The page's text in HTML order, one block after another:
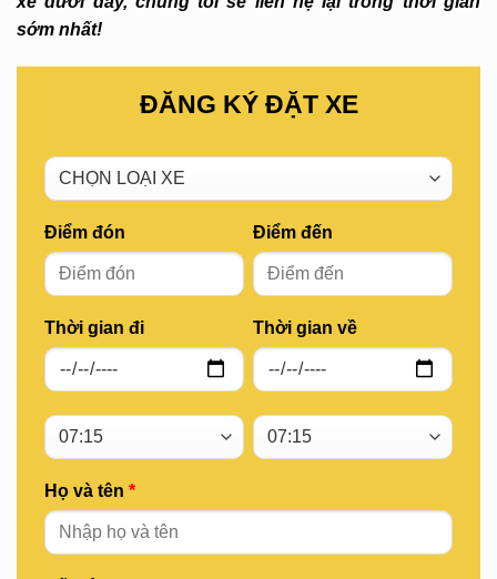
sớm nhất!
ĐĂNG KÝ ĐẶT XE
Điểm đón
Thời gian đi
Điểm đến
Thời gian về
Họ và tên *